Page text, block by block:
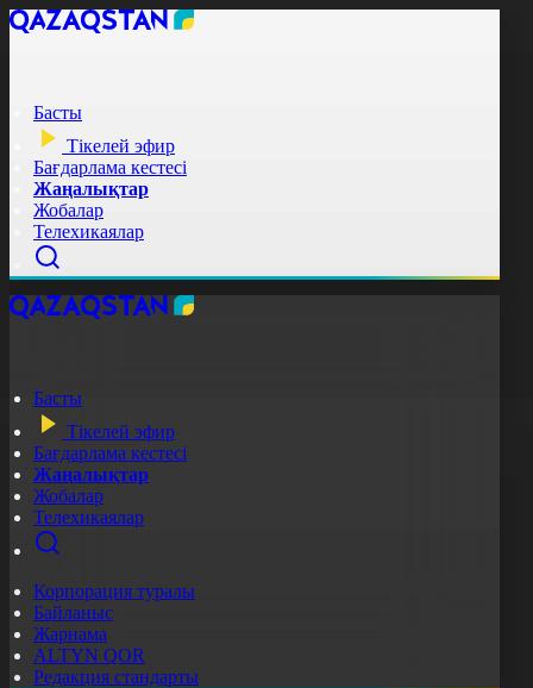
Басты
Тікелей эфир
Бағдарлама кестесі
Жаңалықтар
Жобалар
Телехикаялар
Басты
Тікелей эфир
Бағдарлама кестесі
Жаңалықтар
Жобалар
Телехикаялар
Корпорация туралы
Байланыс
Жарнама
ALTYN QOR
Редакция стандарты